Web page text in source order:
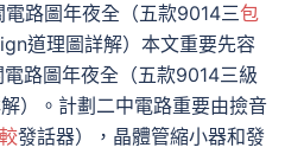
路圖年夜全（五款9014三包
道理圖詳解）本文重要先容
路圖年夜全（五款9014三級
）。計劃二中電路重要由撿音
發話器），晶體管縮小器和發